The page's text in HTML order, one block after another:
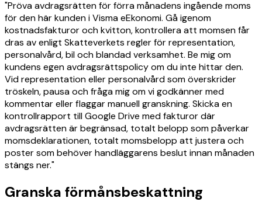
"Pröva avdragsrätten för förra månadens ingående moms
för den här kunden i Visma eEkonomi. Gå igenom
kostnadsfakturor och kvitton, kontrollera att momsen får
dras av enligt Skatteverkets regler för representation,
personalvård, bil och blandad verksamhet. Be mig om
kundens egen avdragsrättspolicy om du inte hittar den.
Vid representation eller personalvård som överskrider
tröskeln, pausa och fråga mig om vi godkänner med
kommentar eller flaggar manuell granskning. Skicka en
kontrollrapport till Google Drive med fakturor där
avdragsrätten är begränsad, totalt belopp som påverkar
momsdeklarationen, totalt momsbelopp att justera och
poster som behöver handläggarens beslut innan månaden
stängs ner."
Granska förmånsbeskattning